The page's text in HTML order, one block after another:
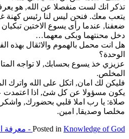
تذكر انك لست منفصلا عن الله, هو
يتعب معك. فنحن ليس لنا رئيس كهنة
ضعفنا, عندما رأى يسوع الاختين
دخل محنتهما وبكى معهما…
هل انت محمل بالهموم والاثقال بهذه
الوحدة؟
عزيزي خذ يسوع بحسابك, لا تواجه
المخلص.
فليكن لك امان, اتكل على الله
يكون مسؤولا عن كل شئ, اذا
صلاة: يا رب املا قلبي بحضورك,
مخلصا وصديقا, امين.
Posted in Knowledge of God - معرفة الله